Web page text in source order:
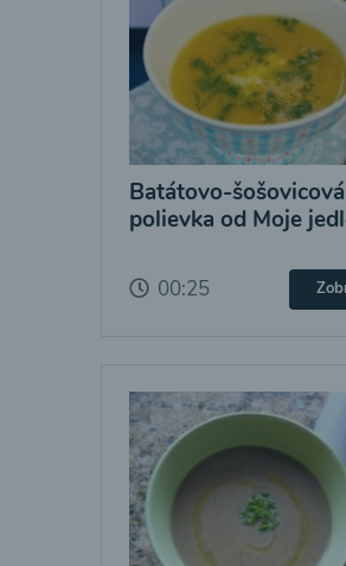
Batátovo-šošovicová
polievka od Moje
00:25